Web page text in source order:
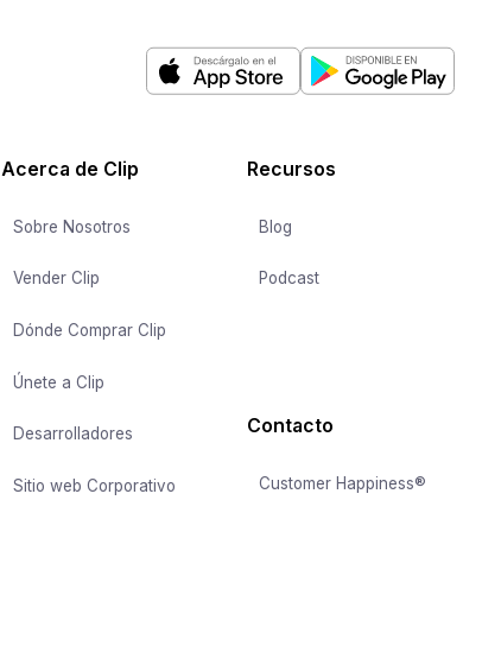
Acerca de Clip
Sobre Nosotros
Vender Clip
Dónde Comprar Clip
Únete a Clip
Desarrolladores
Sitio web Corporativo
Recursos
Blog
Podcast
Contacto
Customer Happiness®